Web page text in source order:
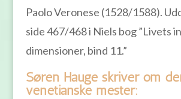
Paolo Veronese (1528/1588).
side 467/468 i Niels bog ”Livets
dimensioner, bind 11.”
Søren Hauge skriver om
venetianske mester: